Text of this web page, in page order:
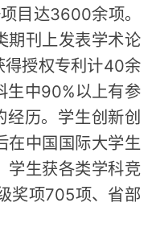
目达3600余项。
期刊上发表学术论
授权专利计40余
生中90%以上有参
经历。学生创新创
在中国国际大学生
学生获各类学科竞
奖项705项、省部